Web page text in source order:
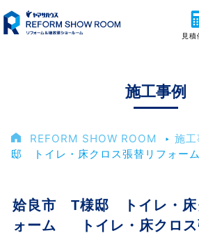
見積
施工事例
REFORM SHOW ROOM ‣ 施工
邸 トイレ・床クロス張替リフォー
姶良市 T様邸 トイレ・床
ォーム トイレ・床クロス